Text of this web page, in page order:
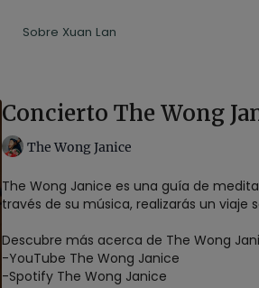
Sobre Xuan Lan
Concierto The Wong
The Wong Janice
The Wong Janice es una guía de
través de su música, realizarás un viaje
Descubre más acerca de The Wong
-YouTube The Wong Janice
-Spotify The Wong Janice